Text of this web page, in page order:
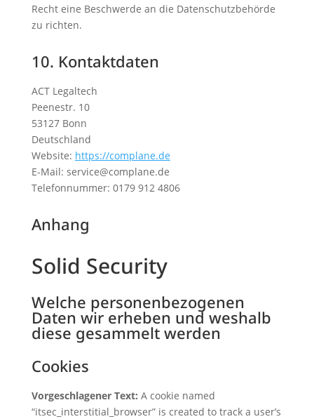
Recht eine Beschwerde an die Datenschutzbehörde
zu richten.
10. Kontaktdaten
ACT Legaltech
Peenestr. 10
53127 Bonn
Deutschland
Website: https://complane.de
E-Mail: service@complane.de
Telefonnummer: 0179 912 4806
Anhang
Solid Security
Welche personenbezogenen
Daten wir erheben und weshalb
diese gesammelt werden
Cookies
Vorgeschlagener Text: A cookie named
“itsec_interstitial_browser” is created to track a user’s